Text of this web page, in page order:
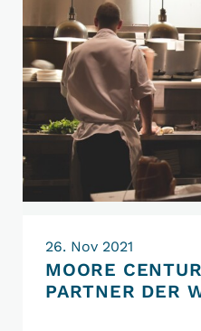
26. Nov 2021
MOORE
PARTNER DER